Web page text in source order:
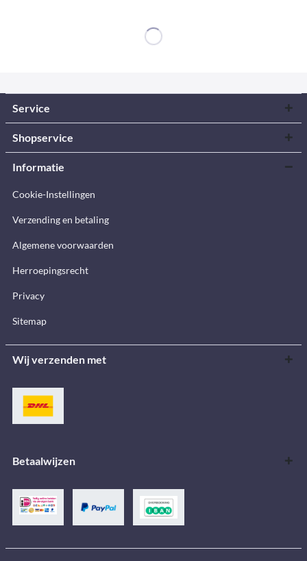
Service
Shopservice
Informatie
Cookie-Instellingen
Verzending en betaling
Algemene voorwaarden
Herroepingsrecht
Privacy
Sitemap
Wij verzenden met
Betaalwijzen